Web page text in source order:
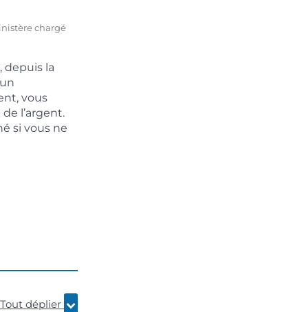
chargé
depuis la
vous
l’argent.
si vous ne
Tout déplier